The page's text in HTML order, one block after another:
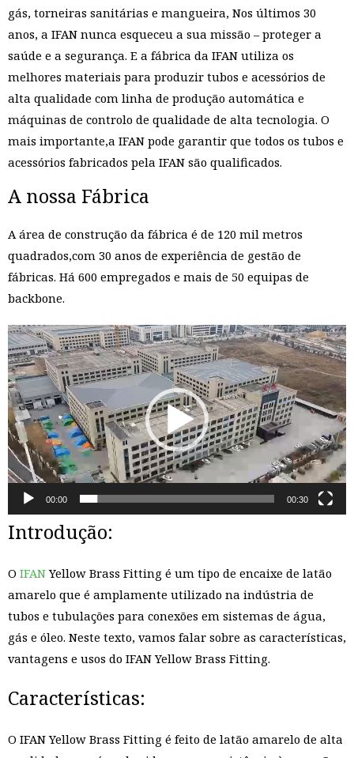
gás, torneiras sanitárias e mangueira, Nos últimos 30
anos, a IFAN nunca esqueceu a sua missão – proteger a
saúde e a segurança. E a fábrica da IFAN utiliza os
melhores materiais para produzir tubos e acessórios de
alta qualidade com linha de produção automática e
máquinas de controlo de qualidade de alta tecnologia. O
mais importante,a IFAN pode garantir que todos os tubos e
acessórios fabricados pela IFAN são qualificados.
A nossa Fábrica
A área de construção da fábrica é de 120 mil metros
quadrados,com 30 anos de experiência de gestão de
fábricas. Há 600 empregados e mais de 50 equipas de
backbone.
视
频
播
放
器
00:00 00:30
Introdução:
O IFANYellow Brass Fitting é um tipo de encaixe de latão
amarelo que é amplamente utilizado na indústria de
tubos e tubulações para conexões em sistemas de água,
gás e óleo. Neste texto, vamos falar sobre as características,
vantagens e usos do IFAN Yellow Brass Fitting.
Características:
O IFAN Yellow Brass Fitting é feito de latão amarelo de alta